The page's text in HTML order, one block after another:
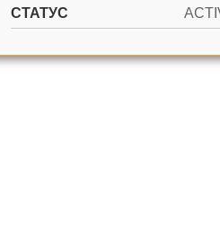
СТАТУС